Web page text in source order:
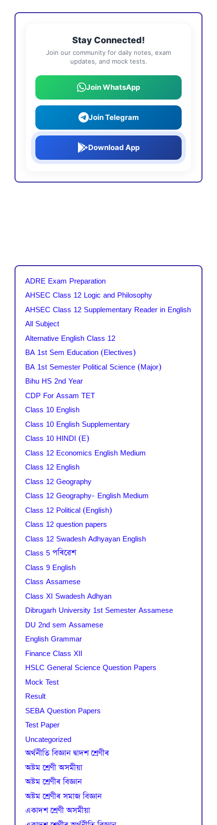
Stay Connected!
Join our community for daily notes, exam
updates, and mock tests.
Join WhatsApp
Join Telegram
Download App
ADRE Exam Preparation
AHSEC Class 12 Logic and Philosophy
AHSEC Class 12 Supplementary Reader in English
All Subject
Alternative English Class 12
BA 1st Sem Education (Electives)
BA 1st Semester Political Science (Major)
Bihu HS 2nd Year
CDP For Assam TET
Class 10 English
Class 10 English Supplementary
Class 10 HINDI (E)
Class 12 Economics English Medium
Class 12 English
Class 12 Geography
Class 12 Geography- English Medium
Class 12 Political (English)
Class 12 question papers
Class 12 Swadesh Adhyayan English
Class 5 পৰিৱেশ
Class 9 English
Class Assamese
Class XI Swadesh Adhyan
Dibrugarh University 1st Semester Assamese
DU 2nd sem Assamese
English Grammar
Finance Class XII
HSLC General Science Question Papers
Mock Test
Result
SEBA Question Papers
Test Paper
Uncategorized
অৰ্থনীতি বিজ্ঞান দ্বাদশ শ্ৰেণীৰ
অষ্টম শ্ৰেণী অসমীয়া
অষ্টম শ্ৰেণীৰ বিজ্ঞান
অষ্টম শ্ৰেণীৰ সমাজ বিজ্ঞান
একাদশ শ্ৰেণী অসমীয়া